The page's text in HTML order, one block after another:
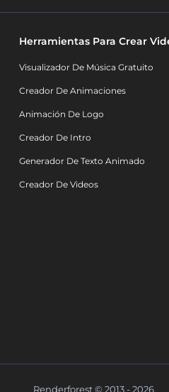
Herramientas Para Crear
Visualizador De Música Gratuito
Creador De Animaciones
Animación De Logo
Creador De Intro
Generador De Texto Animado
Creador De Videos
Renderforest © 2013 - 2026